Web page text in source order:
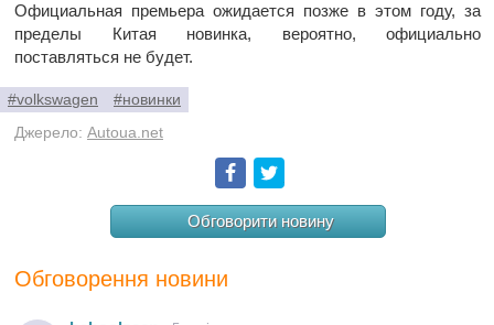
Официальная премьера ожидается позже в этом году, за
пределы Китая новинка, вероятно, официально
поставляться не будет.
#volkswagen
#новинки
Джерело: Autoua.net
Facebook
Обговорити новину
Обговорення новини